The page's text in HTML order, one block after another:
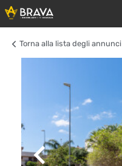
Torna alla lista degli annunci